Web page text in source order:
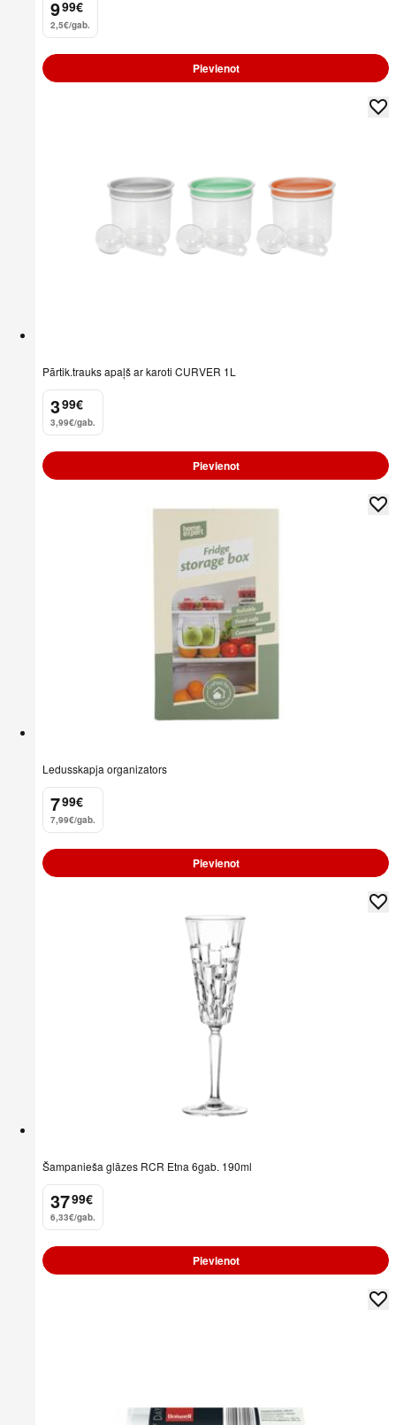
9
. 99€
2,5€/gab.
Pievienot
Pārtik.trauks apaļš ar karoti CURVER 1L
3
. 99€
3,99€/gab.
Pievienot
Ledusskapja organizators
7
. 99€
7,99€/gab.
Pievienot
Šampanieša glāzes RCR Etna 6gab. 190ml
37
. 99€
6,33€/gab.
Pievienot